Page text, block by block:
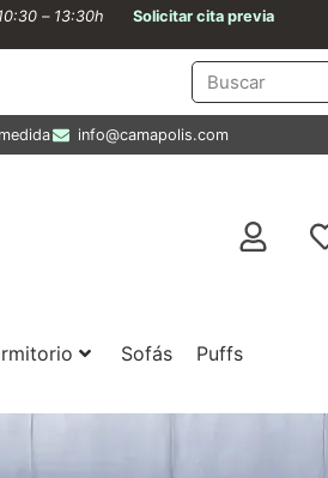
– 13:30h Solicitar cita previa
info@camapolis.com
Sofás Puffs